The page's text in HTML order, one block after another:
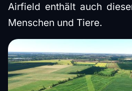
Airfield enthält auch
Menschen und Tiere.